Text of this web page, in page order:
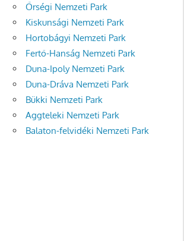
Őrségi Nemzeti Park
Kiskunsági Nemzeti Park
Hortobágyi Nemzeti Park
Fertő-Hanság Nemzeti Park
Duna-Ipoly Nemzeti Park
Duna-Dráva Nemzeti Park
Bükki Nemzeti Park
Aggteleki Nemzeti Park
Balaton-felvidéki Nemzeti Park